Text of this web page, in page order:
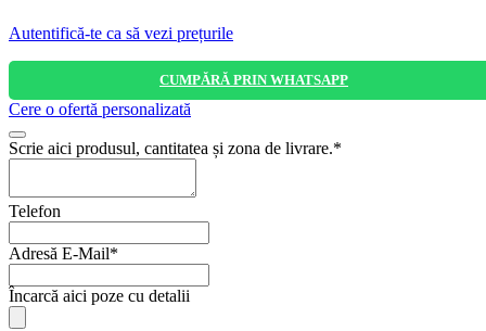
Autentifică-te ca să vezi prețurile
CUMPĂRĂ PRIN WHATSAPP
Cere o ofertă personalizată
Scrie aici produsul, cantitatea și zona de livrare.*
Telefon
Adresă E-Mail*
Încarcă aici poze cu detalii